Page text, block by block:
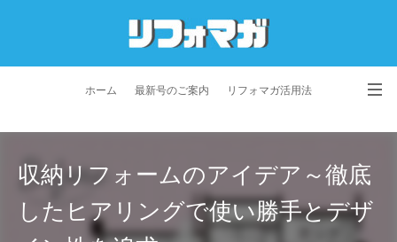
ホーム 最新号のご案内 リフォマガ活用法
プライバシーポリシー 利用規約 会社概要
収納リフォームのアイデア～徹底
したヒアリングで使い勝手とデザ